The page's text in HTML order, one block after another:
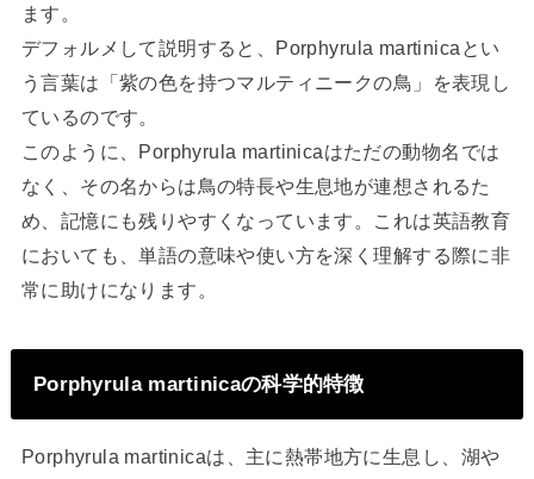
ます。
デフォルメして説明すると、Porphyrula martinicaとい
う言葉は「紫の色を持つマルティニークの鳥」を表現し
ているのです。
このように、Porphyrula martinicaはただの動物名では
なく、その名からは鳥の特長や生息地が連想されるた
め、記憶にも残りやすくなっています。これは英語教育
においても、単語の意味や使い方を深く理解する際に非
常に助けになります。
Porphyrula martinicaの科学的特徴
Porphyrula martinicaは、主に熱帯地方に生息し、湖や